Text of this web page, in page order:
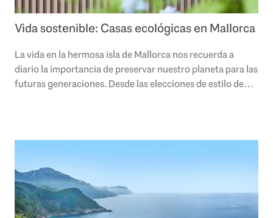
Vida sostenible: Casas ecológicas en Mallorca
La vida en la hermosa isla de Mallorca nos recuerda a
diario la importancia de preservar nuestro planeta para las
futuras generaciones. Desde las elecciones de estilo de